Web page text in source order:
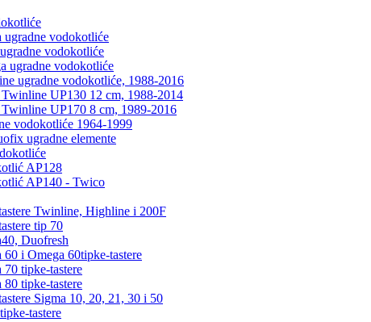
ugradne vodokotliće
vodokotliće
ugradne vodokotliće
ugradne vodokotliće, 1988-2016
UP130 12 cm, 1988-2014
UP170 8 cm, 1989-2016
vodokotliće 1964-1999
ugradne elemente
AP128
AP140 - Twico
Twinline, Highline i 200F
tip 70
Duofresh
i Omega 60tipke-tastere
tipke-tastere
tipke-tastere
Sigma 10, 20, 21, 30 i 50
tastere